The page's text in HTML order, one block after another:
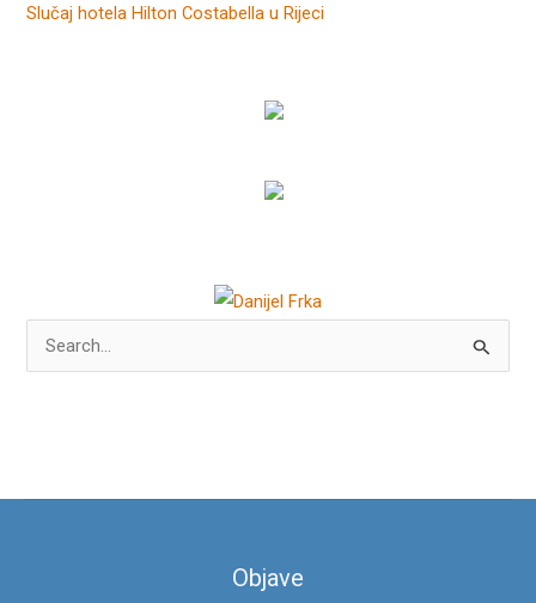
Slučaj hotela Hilton Costabella u Rijeci
r
Objave